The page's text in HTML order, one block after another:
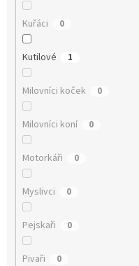
Kuřáci 0
Kutilové 1
Milovníci koček 0
Milovníci koní 0
Motorkáři 0
Myslivci 0
Pejskaři 0
Pivaři 0